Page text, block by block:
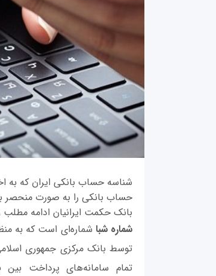
حساب بانکی را به صورت منحصر
بانک حکمت ایرانیان ادامه مطلب
شماره شبا شماره‌ای است که به
تمام سامانه‌های پرداخت بین